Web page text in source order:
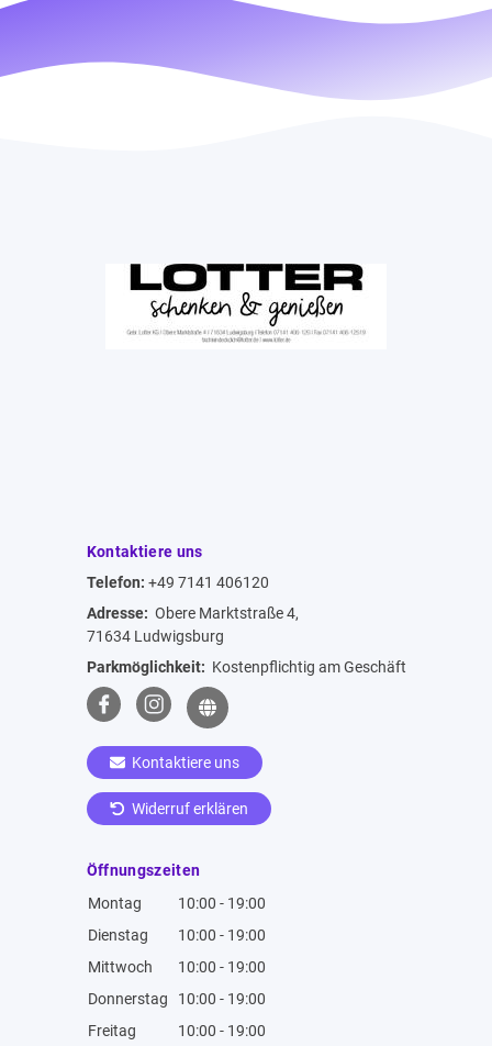
Kontaktiere uns
Telefon: +49 7141 406120
Adresse: Obere Marktstraße 4,
71634 Ludwigsburg
Parkmöglichkeit: Kostenpflichtig am Geschäft
Kontaktiere uns
Widerruf erklären
Öffnungszeiten
Montag
10:00 - 19:00
Dienstag
10:00 - 19:00
Mittwoch
10:00 - 19:00
Donnerstag
10:00 - 19:00
Freitag
10:00 - 19:00